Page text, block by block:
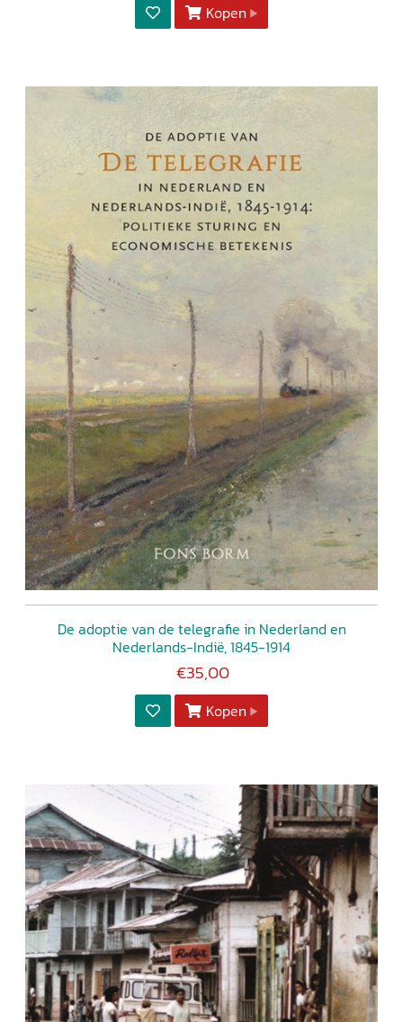
Kopen
De adoptie van de telegrafie in Nederland en
Nederlands-Indië, 1845-1914
€35,00
Kopen